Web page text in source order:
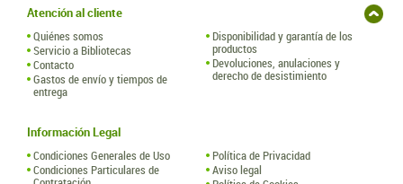
Atención al cliente
Quiénes somos
Servicio a Bibliotecas
Contacto
Gastos de envío y tiempos de
entrega
Disponibilidad y garantía de los
productos
Devoluciones, anulaciones y
derecho de desistimiento
Información Legal
Condiciones Generales de Uso
Condiciones Particulares de
Política de Privacidad
Aviso legal